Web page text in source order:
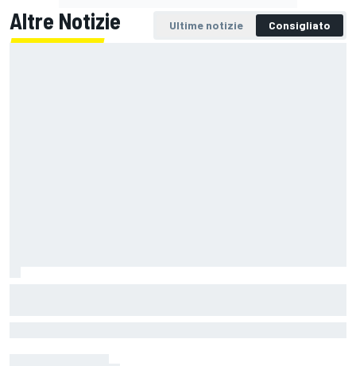
Altre Notizie Ultime notizie Consigliato